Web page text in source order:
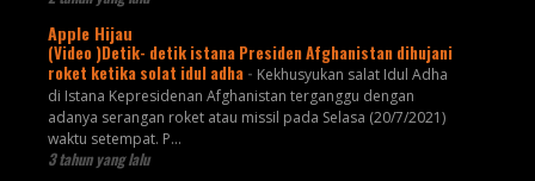
Apple Hijau
(Video )Detik- detik istana Presiden Afghanistan dihujani
roket ketika solat idul adha - Kekhusyukan salat Idul Adha
di Istana Kepresidenan Afghanistan terganggu dengan
adanya serangan roket atau missil pada Selasa (20/7/2021)
waktu setempat. P...
3 tahun yang lalu